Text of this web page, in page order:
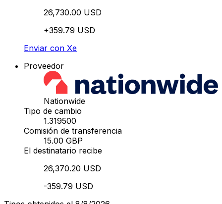
26,730.00 USD
+359.79 USD
Enviar con Xe
Proveedor
Nationwide
Tipo de cambio
1.319500
Comisión de transferencia
15.00 GBP
El destinatario recibe
26,370.20 USD
-359.79 USD